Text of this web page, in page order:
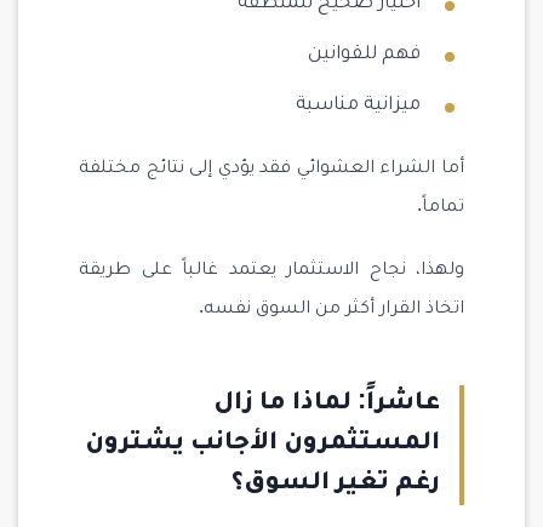
فهم للقوانين
ميزانية مناسبة
أما الشراء العشوائي فقد يؤدي إلى نتائج مختلفة
تماماً.
ولهذا، نجاح الاستثمار يعتمد غالباً على طريقة
اتخاذ القرار أكثر من السوق نفسه.
عاشراً: لماذا ما زال
المستثمرون الأجانب يشترون
رغم تغير السوق؟